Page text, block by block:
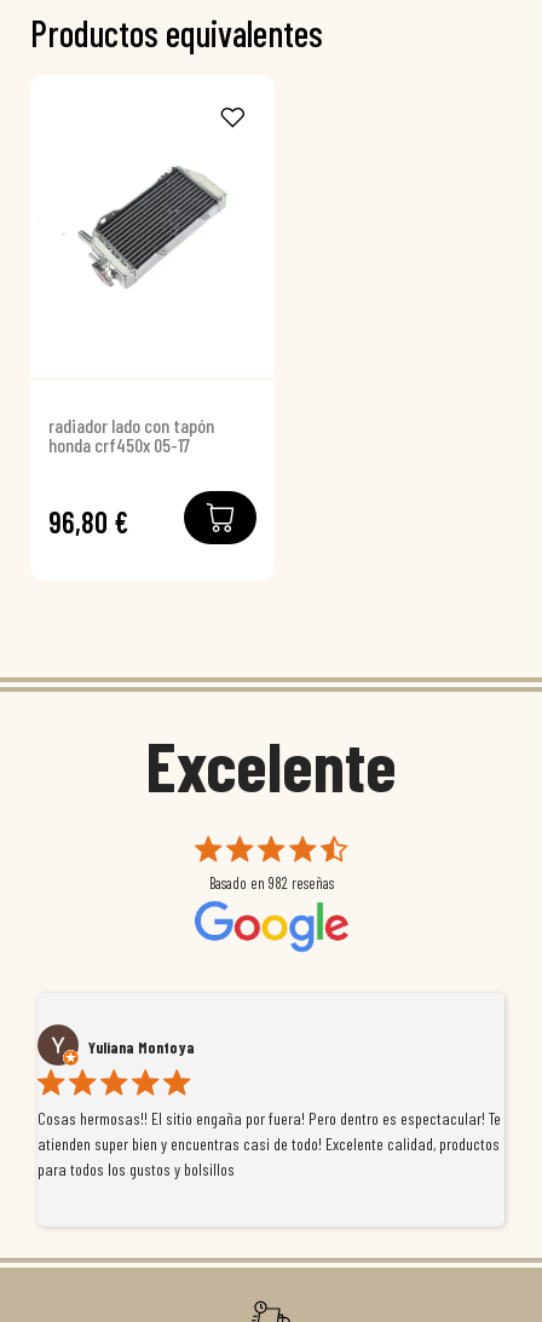
Productos equivalentes
radiador lado con tapón
honda crf450x 05-17
96,80 €
Excelente
Basado en 982 reseñas
Yuliana Montoya
Cosas hermosas!! El sitio engaña por fuera! Pero dentro es espectacular! Te
atienden super bien y encuentras casi de todo! Excelente calidad, productos
para todos los gustos y bolsillos